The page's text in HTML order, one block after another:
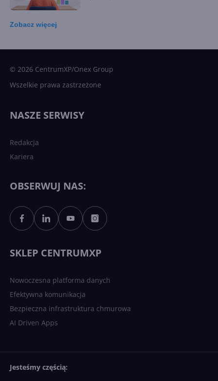
Sztuczna inteligencja po
polsku. Dość barier
Zobacz więcej
© 2026 CentrumXP/Onex Group
Wszelkie prawa zastrzeżone
NASZE SERWISY
Redakcja
Kariera
OBSERWUJ NAS:
SKLEP CENTRUMXP
Nowoczesna platforma danych
Efektywna komunikacja
Bezpieczna infrastruktura chmurowa
AI Driven Apps
Jesteśmy częścią: